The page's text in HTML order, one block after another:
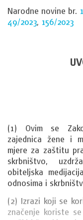
Narodne novine br.
49/2023, 156/2023
(1) Ovim se
zajednica žene i
mjere za zaštitu
skrbništvo,
obiteljska
odnosima i
(2) Izrazi koji se
značenje koriste